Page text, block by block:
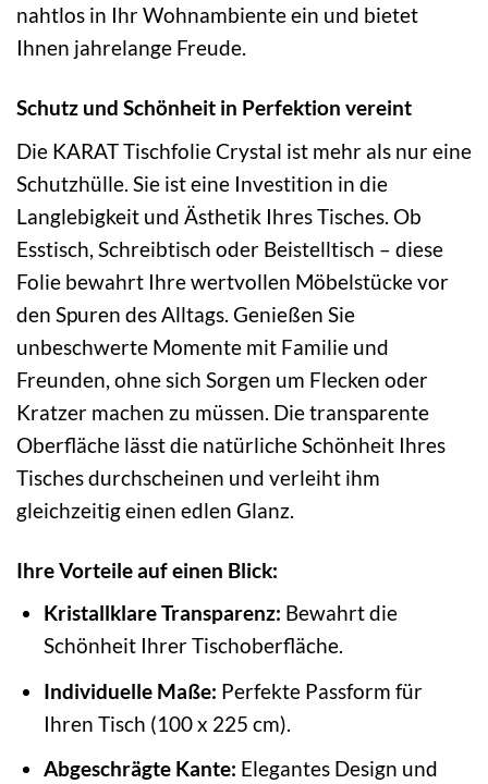
nahtlos in Ihr Wohnambiente ein und bietet
Ihnen jahrelange Freude.
Schutz und Schönheit in Perfektion vereint
Die KARAT Tischfolie Crystal ist mehr als nur eine
Schutzhülle. Sie ist eine Investition in die
Langlebigkeit und Ästhetik Ihres Tisches. Ob
Esstisch, Schreibtisch oder Beistelltisch – diese
Folie bewahrt Ihre wertvollen Möbelstücke vor
den Spuren des Alltags. Genießen Sie
unbeschwerte Momente mit Familie und
Freunden, ohne sich Sorgen um Flecken oder
Kratzer machen zu müssen. Die transparente
Oberfläche lässt die natürliche Schönheit Ihres
Tisches durchscheinen und verleiht ihm
gleichzeitig einen edlen Glanz.
Ihre Vorteile auf einen Blick:
Kristallklare Transparenz: Bewahrt die
Schönheit Ihrer Tischoberfläche.
Individuelle Maße: Perfekte Passform für
Ihren Tisch (100 x 225 cm).
Abgeschrägte Kante: Elegantes Design und